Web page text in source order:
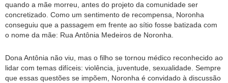
quando a mãe morreu, antes do projeto da comunidade ser
concretizado. Como um sentimento de recompensa, Noronha
conseguiu que a passagem em frente ao sítio fosse batizada com
o nome da mãe: Rua Antônia Medeiros de Noronha.
Dona Antônia não viu, mas o filho se tornou médico reconhecido ao
lidar com temas difíceis: violência, juventude, sexualidade. Sempre
que essas questões se impõem, Noronha é convidado à discussão